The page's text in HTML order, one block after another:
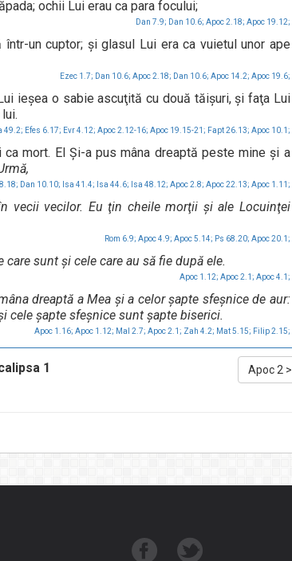
ochii Lui erau ca para focului;
Dan 7.9; Dan 10.6; Apoc 2.18; Apoc 19.12;
un cuptor; şi glasul Lui era ca vuietul unor ape
Ezec 1.7; Dan 10.6; Apoc 2.18; Dan 10.6; Apoc 14.2; Apoc 19.6;
ieşea o sabie ascuţită cu două tăişuri, şi faţa Lui
49.2; Efes 6.17; Evr 4.12; Apoc 2.12-16; Apoc 19.15-21; Fapt 26.13; Apoc 10.1;
mort. El Şi-a pus mâna dreaptă peste mine şi a
Dan 10.10; Isa 41.4; Isa 44.6; Isa 48.12; Apoc 2.8; Apoc 22.13; Apoc 1.11;
vecii vecilor. Eu ţin cheile morţii şi ale Locuinţei
Rom 6.9; Apoc 4.9; Apoc 5.14; Ps 68.20; Apoc 20.1;
sunt şi cele care au să fie după ele.
Apoc 1.12; Apoc 2.1; Apoc 4.1;
dreaptă a Mea şi a celor şapte sfeşnice de aur:
cele şapte sfeşnice sunt şapte biserici.
Apoc 1.16; Apoc 1.12; Mal 2.7; Apoc 2.1; Zah 4.2; Mat 5.15; Filip 2.15;
1 Apoc 2 >